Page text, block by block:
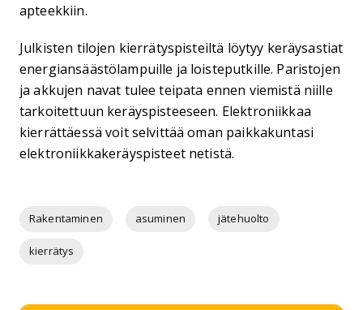
apteekkiin.
Julkisten tilojen kierrätyspisteiltä löytyy keräysastiat
energiansäästölampuille ja loisteputkille. Paristojen
ja akkujen navat tulee teipata ennen viemistä niille
tarkoitettuun keräyspisteeseen. Elektroniikkaa
kierrättäessä voit selvittää oman paikkakuntasi
elektroniikkakeräyspisteet netistä.
Rakentaminen asuminen jätehuolto
kierrätys